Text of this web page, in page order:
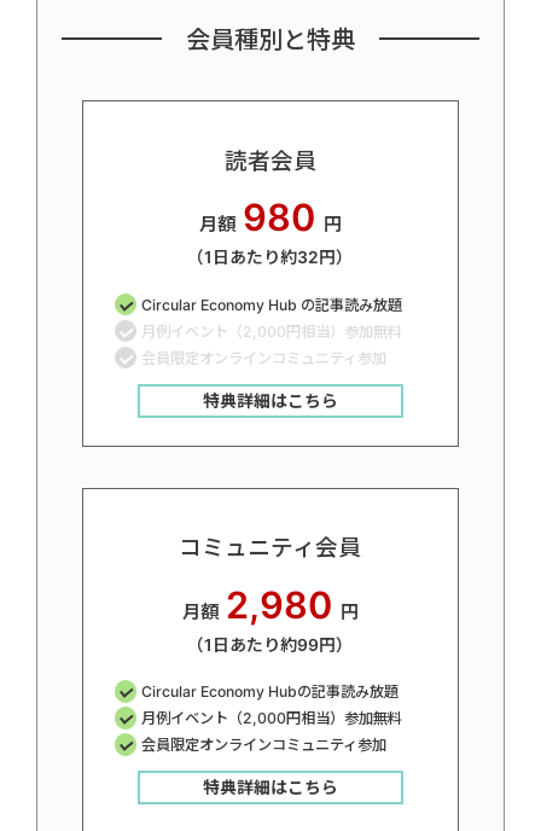
会員種別と特典
読者会員
月額 980 円
（1日あたり約32円）
Circular Economy Hub の記事読み放題
月例イベント（2,000円相当）参加無料
会員限定オンラインコミュニティ参加
特典詳細はこちら
コミュニティ会員
月額 2,980 円
（1日あたり約99円）
Circular Economy Hubの記事読み放題
月例イベント（2,000円相当）参加無料
会員限定オンラインコミュニティ参加
特典詳細はこちら